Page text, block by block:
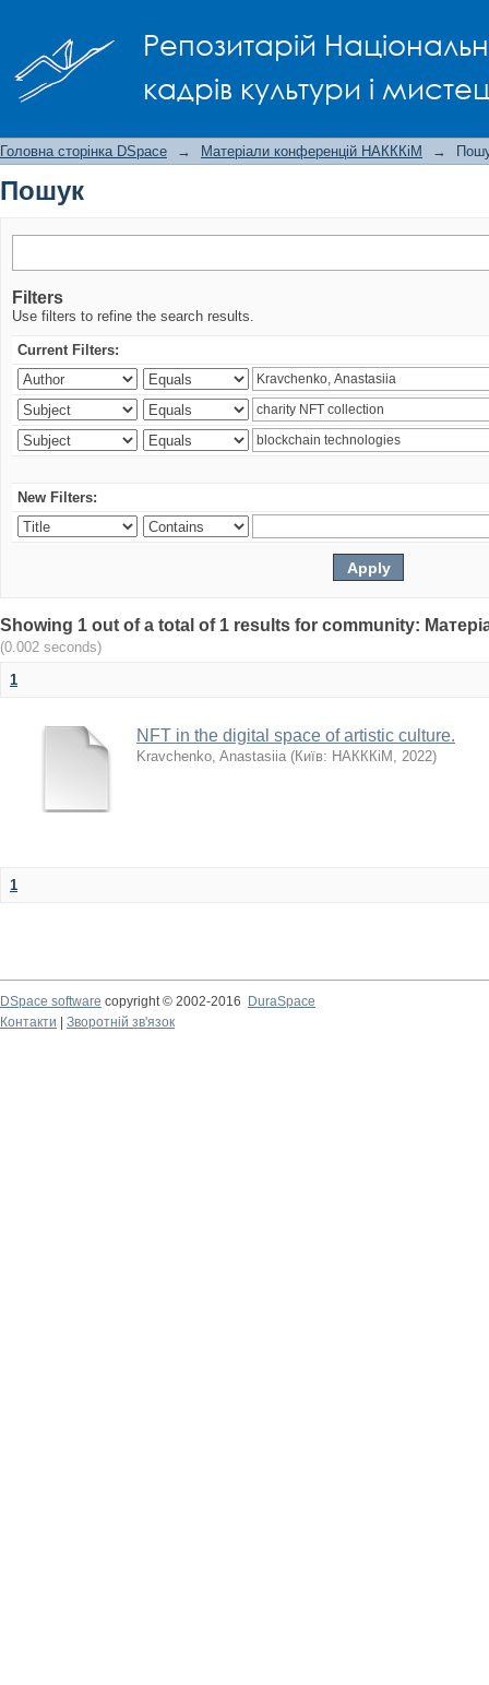
Репозитарій
кадрів культури і
Головна сторінка DSpace → Матеріали конференцій НАКККіМ →
Пошук
Filters
Use filters to refine the search results.
Current Filters:
New Filters:
Showing 1 out of a total of 1 results for community:
(0.002 seconds)
1
NFT in the digital space of artistic culture.
Kravchenko, Anastasiia (Київ: НАКККіМ , 2022)
1
DSpace software copyright © 2002-2016
DuraSpace
Контакти
Зворотній зв'язок